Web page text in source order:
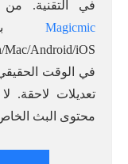
في التقنية. من
Magicmic
في الوقت
تعديلات لاحقة.
محتوى البث